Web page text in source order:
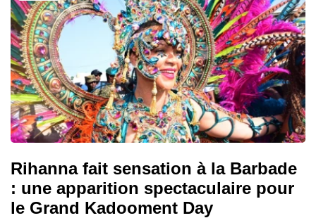
Rihanna fait sensation à la Barbade
: une apparition spectaculaire pour
le Grand Kadooment Day